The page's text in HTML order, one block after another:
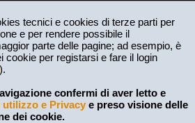
tecnici e cookies di terze parti per
e per rendere possibile il
parte delle pagine; ad esempio, è
cookie per registarsi e fare il login
).
confermi di aver letto e
utilizzo e Privacy e preso visione delle
dei cookie.